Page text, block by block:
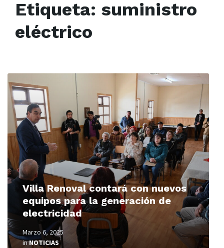
Etiqueta: suministro
eléctrico
Villa Renoval contará con nuevos
equipos para la generación de
electricidad
Marzo 6, 2025
inNOTICIAS
Read
More